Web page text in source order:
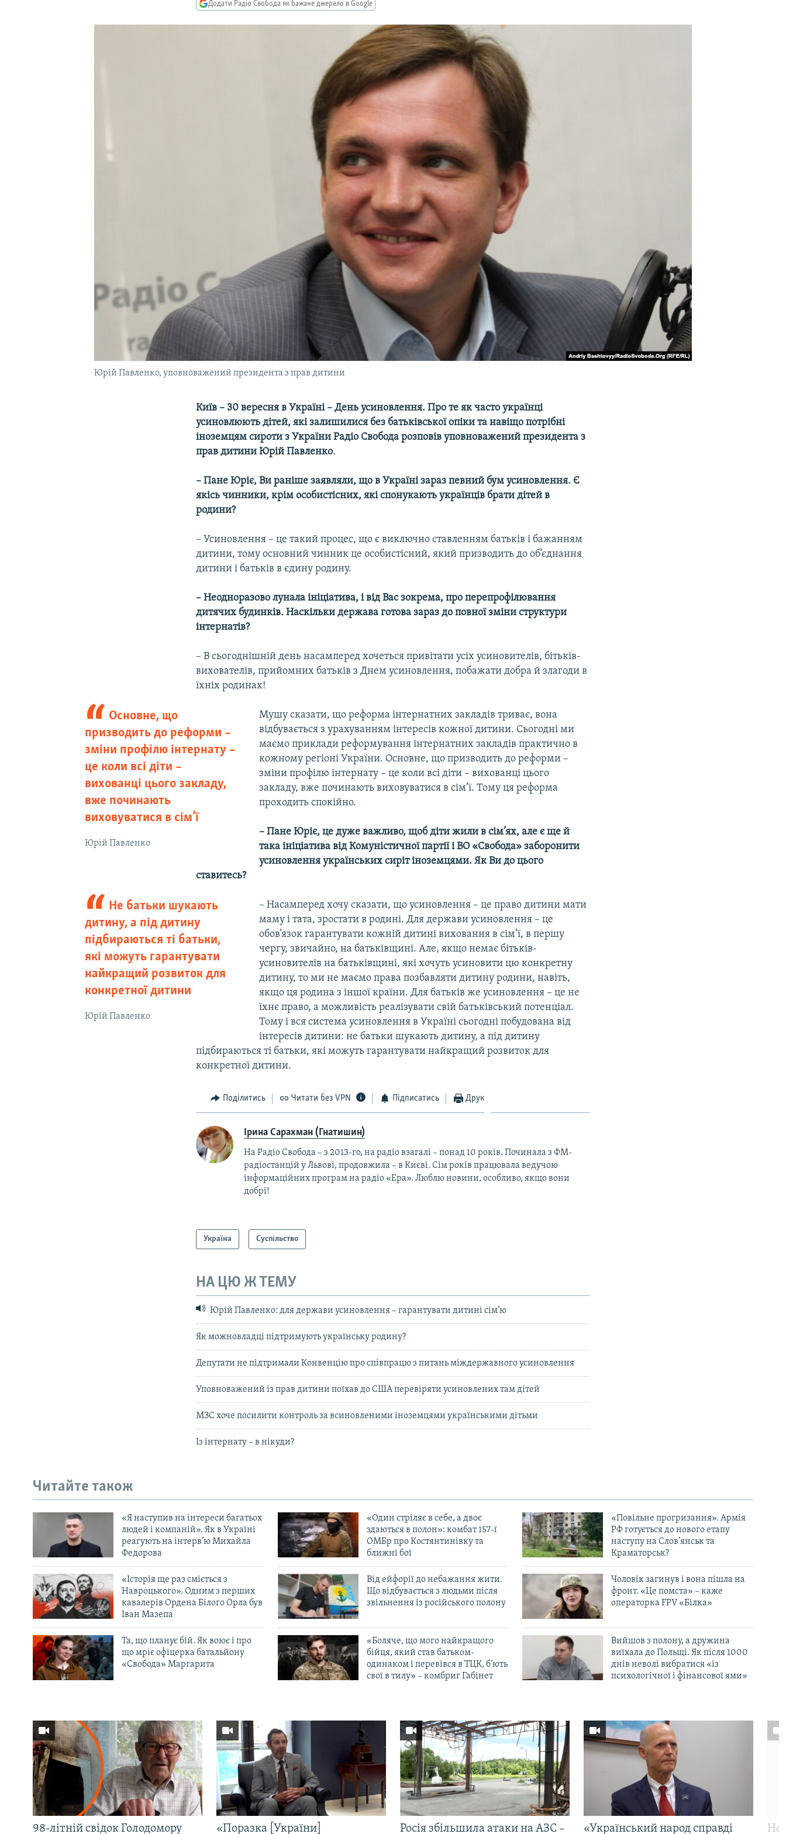
Додати Радіо Свобода як бажане джерело в Google
Юрій Павленко, уповноважений президента з прав дитини
Київ – 30 вересня в Україні – День усиновлення. Про те як часто українці
усиновлюють дітей, які залишилися без батьківської опіки та навіщо потрібні
іноземцям сироти з України Радіо Свобода розповів уповноважений президента з
прав дитини Юрій Павленко.
– Пане Юріє, Ви раніше заявляли, що в Україні зараз певний бум усиновлення. Є
якісь чинники, крім особистісних, які спонукають українців брати дітей в
родини?
– Усиновлення – це такий процес, що є виключно ставленням батьків і бажанням
дитини, тому основний чинник це особистісний, який призводить до об’єднання
дитини і батьків в єдину родину.
– Неодноразово лунала ініціатива, і від Вас зокрема, про перепрофілювання
дитячих будинків. Наскільки держава готова зараз до повної зміни структури
інтернатів?
– В сьогоднішній день насамперед хочеться привітати усіх усиновителів, бітьків-
вихователів, прийомних батьків з Днем усиновлення, побажати добра й злагоди в
їхніх родинах!
Основне, що
призводить до реформи –
зміни профілю інтернату –
це коли всі діти –
вихованці цього закладу,
вже починають
виховуватися в сім’ї
Юрій Павленко
Мушу сказати, що реформа інтернатних закладів триває, вона
відбувається з урахуванням інтересів кожної дитини. Сьогодні ми
маємо приклади реформування інтернатних закладів практично в
кожному регіоні України. Основне, що призводить до реформи –
зміни профілю інтернату – це коли всі діти – вихованці цього
закладу, вже починають виховуватися в сім’ї. Тому ця реформа
проходить спокійно.
– Пане Юріє, це дуже важливо, щоб діти жили в сім’ях, але є ще й
така ініціатива від Комуністичної партії і ВО «Свобода» заборонити
усиновлення українських сиріт іноземцями. Як Ви до цього
ставитесь?
Не батьки шукають
дитину, а під дитину
підбираються ті батьки,
які можуть гарантувати
найкращий розвиток для
конкретної дитини
Юрій Павленко
– Насамперед хочу сказати, що усиновлення – це право дитини мати
маму і тата, зростати в родині. Для держави усиновлення – це
обов’язок гарантувати кожній дитині виховання в сім’ї, в першу
чергу, звичайно, на батьківщині. Але, якщо немає бітьків-
усиновителів на батьківщині, які хочуть усиновити цю конкретну
дитину, то ми не маємо права позбавляти дитину родини, навіть,
якщо ця родина з іншої країни. Для батьків же усиновлення – це не
їхнє право, а можливість реалізувати свій батьківський потенціал.
Тому і вся система усиновлення в Україні сьогодні побудована від
інтересів дитини: не батьки шукають дитину, а під дитину
підбираються ті батьки, які можуть гарантувати найкращий розвиток для
конкретної дитини.
Поділитись Читати без VPN Підписатись Друк
Ірина Сарахман (Гнатишин)
На Радіо Свобода – з 2013-го, на радіо взагалі – понад 10 років. Починала з ФМ-
радіостанцій у Львові, продовжила – в Києві. Сім років працювала ведучою
інформаційних програм на радіо «Ера». Люблю новини, особливо, якщо вони
добрі!
Україна Суспільство
НА ЦЮ Ж ТЕМУ
Юрій Павленко: для держави усиновлення – гарантувати дитині сім’ю
Як можновладці підтримують українську родину?
Депутати не підтримали Конвенцію про співпрацю з питань міждержавного усиновлення
Уповноважений із прав дитини поїхав до США перевіряти усиновлених там дітей
МЗС хоче посилити контроль за всиновленими іноземцями українськими дітьми
Із інтернату – в нікуди?
Читайте також
«Я наступив на інтереси багатьох
людей і компаній». Як в Україні
реагують на інтерв’ю Михайла
Федорова
«Один стріляє в себе, а двоє
здаються в полон»: комбат 157-ї
ОМБр про Костянтинівку та
ближні бої
«Повільне прогризання». Армія
РФ готується до нового етапу
наступу на Слов’янськ та
Краматорськ?
«Історія ще раз сміється з
Навроцького». Одним з перших
кавалерів Ордена Білого Орла був
Іван Мазепа
Від ейфорії до небажання жити.
Що відбувається з людьми після
звільнення із російського полону
Чоловік загинув і вона пішла на
фронт. «Це помста» – каже
операторка FPV «Білка»
Та, що планує бій. Як воює і про
що мріє офіцерка батальйону
«Свобода» Маргарита
«Боляче, що мого найкращого
бійця, який став батьком-
одинаком і перевівся в ТЦК, б’ють
свої в тилу» – комбриг Габінет
Вийшов з полону, а дружина
виїхала до Польщі. Як після 1000
днів неволі вибратися «із
психологічної і фінансової ями»
98-літній свідок Голодомору «Поразка [України] Росія збільшила атаки на АЗС – «Український народ справді